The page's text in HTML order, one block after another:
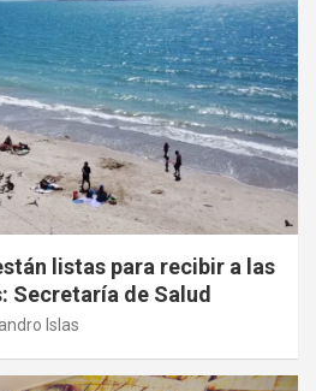
listas para recibir a las
Secretaría de Salud
Islas